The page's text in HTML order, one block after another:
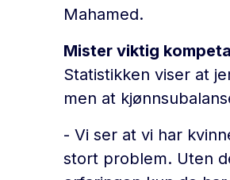
Mahamed.
Mister viktig
Statistikken viser at
men at
- Vi ser at vi har
stort problem. Uten